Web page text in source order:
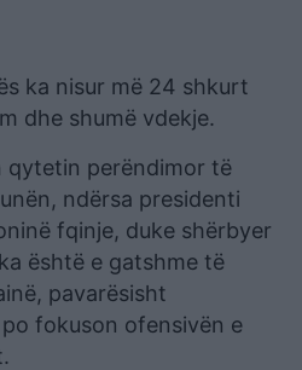
ka nisur më 24 shkurt
dhe shumë vdekje.
qytetin perëndimor të
ndërsa presidenti
fqinje, duke shërbyer
është e gatshme të
pavarësisht
fokuson ofensivën e